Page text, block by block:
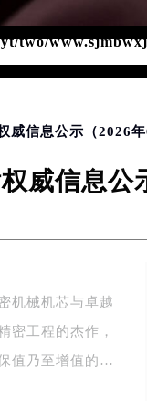
two/
信息公示（2026年
威信息公
机械机芯与卓越
密工程的杰作，
值乃至增值的